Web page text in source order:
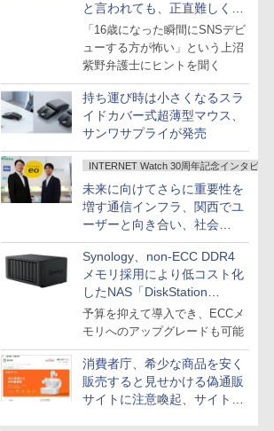
と言われても、正直難しくな
いですか？
「16歳になった瞬間にSNSデビ
ューする方が怖い」という上沼
紫野弁護士にヒントを聞く
持ち運び時は小さくなるスラ
イドカバー式超薄型マウス、
サンワサプライが発売
INTERNET Watch 30周年記念インタビュー
未来に向けてさらに重要性を
増す通信インフラ、関西でユ
ーザーと向き合い、社会
の“あたらしい”を起動し続け
る～オプテージ
Synology、non-ECC DDR4
メモリ採用により低コスト化
したNAS「DiskStation
neo+」シリーズ
予算を抑えて導入でき、ECCメ
モリへのアップグレードも可能
消費者庁、希少な商品を安く
販売すると見せかける偽通販
サイトに注意喚起、サイト名